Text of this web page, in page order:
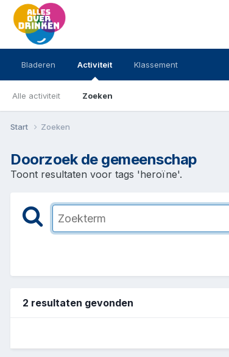
Bladeren Activiteit
Alle activiteit Zoeken
Klassement
Start Zoeken
Doorzoek de gemeenschap
Toont resultaten voor tags 'heroïne'.
2 resultaten gevonden